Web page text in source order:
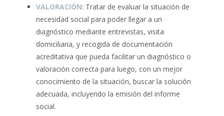
VALORACIÓN: Tratar de evaluar la situación de
necesidad social para poder llegar a un
diagnóstico mediante entrevistas, visita
domiciliaria, y recogida de documentación
acreditativa que pueda facilitar un diagnóstico o
valoración correcta para luego, con un mejor
conocimiento de la situación, buscar la solución
adecuada, incluyendo la emisión del informe
social.